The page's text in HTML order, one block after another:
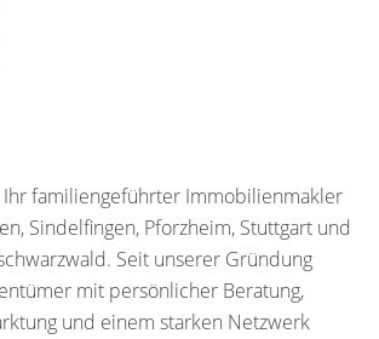
Ihr familiengeführter Immobilienmakler
Sindelfingen, Pforzheim, Stuttgart und
Seit unserer Gründung
mit persönlicher Beratung,
und einem starken Netzwerk